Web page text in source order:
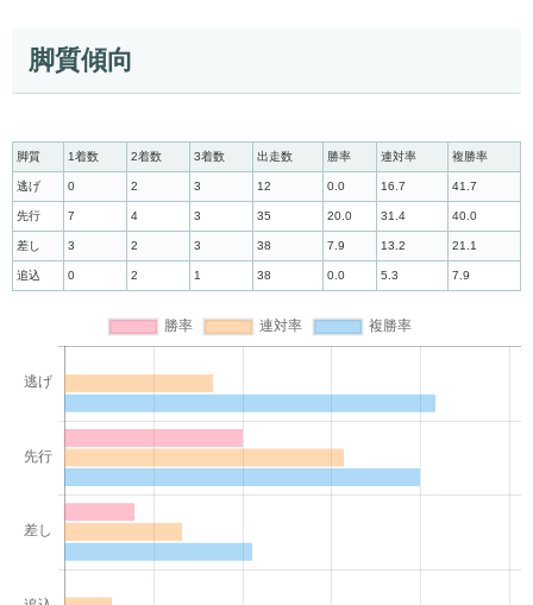
脚質傾向
脚質 1着数 2着数 3着数 出走数 勝率 連対率 複勝率
逃げ 0 2 3 12 0.0 16.7 41.7
先行 7 4 3 35 20.0 31.4 40.0
差し 3 2 3 38 7.9 13.2 21.1
追込 0 2 1 38 0.0 5.3 7.9